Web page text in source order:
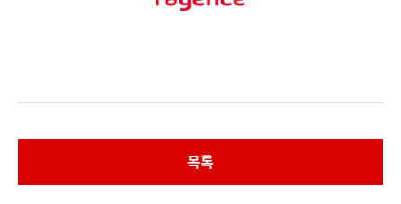
목록